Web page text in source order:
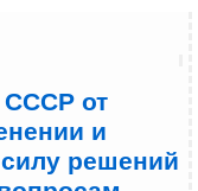
СССР от
и
решений